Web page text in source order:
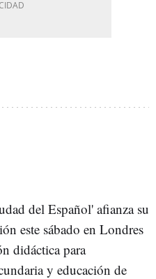
del Español' afianza su
este sábado en Londres
didáctica para
y educación de